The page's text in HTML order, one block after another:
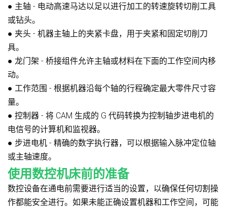
● 主轴 - 电动高速马达以足以进行加工的转速旋转切削工具
或钻头。
● 夹头 - 机器主轴上的夹紧卡盘，用于夹紧和固定切削刀
具。
● 龙门架 - 桥接组件允许主轴或材料在下面的工作空间内移
动。
● 工作范围 - 根据机器沿每个轴的行程确定最大零件尺寸容
量。
● 控制器 - 将 CAM 生成的 G 代码转换为控制轴步进电机的
电信号的计算机和监视器。
● 步进电机 - 精确的数字执行器，可以根据输入脉冲定位轴
或主轴速度。
使用数控机床前的准备
数控设备在通电前需要进行适当的设置，以确保任何切割操
作都能安全进行。如果未能正确设置机器和工作空间，可能